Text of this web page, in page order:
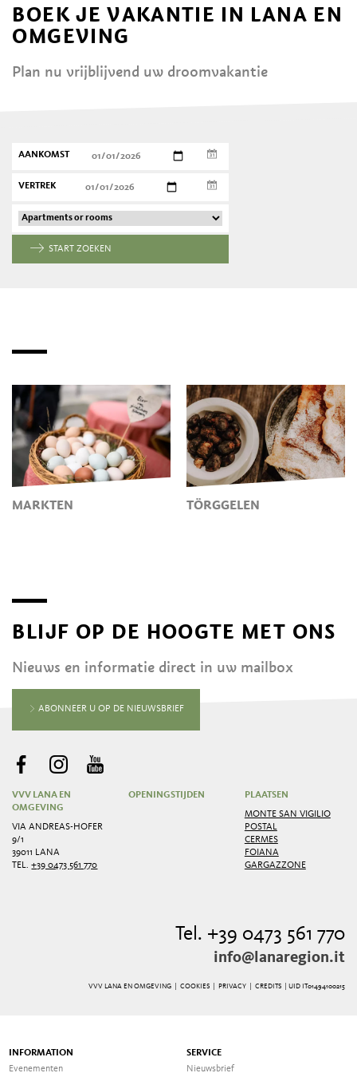
BOEK JE VAKANTIE IN LANA EN
OMGEVING
Plan nu vrijblijvend uw droomvakantie
AANKOMST
VERTREK
START ZOEKEN
MARKTEN TÖRGGELEN
BLIJF OP DE HOOGTE MET ONS
Nieuws en informatie direct in uw mailbox
ABONNEER U OP DE NIEUWSBRIEF
VVV LANA EN
OMGEVING
VIA ANDREAS-HOFER
9/1
39011 LANA
TEL.+39 0473 561 770
OPENINGSTIJDEN
PLAATSEN
MONTE SAN VIGILIO
POSTAL
CERMES
FOIANA
GARGAZZONE
Tel. +39 0473 561 770
info@lanaregion.it
VVV LANA EN OMGEVING | COOKIES| PRIVACY| CREDITS | UID IT01494100215
INFORMATION
Evenementen
SERVICE
Nieuwsbrief